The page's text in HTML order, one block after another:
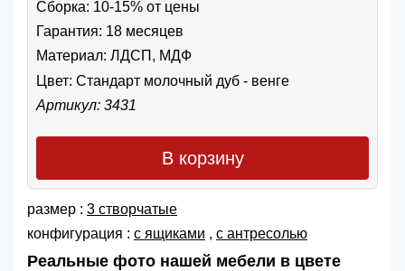
Сборка: 10-15% от цены
Гарантия: 18 месяцев
Материал: ЛДСП, МДФ
Цвет: Стандарт молочный дуб - венге
Артикул: 3431
В корзину
размер : 3 створчатые
конфигурация : с ящиками , с антресолью
Реальные фото нашей мебели в цвете